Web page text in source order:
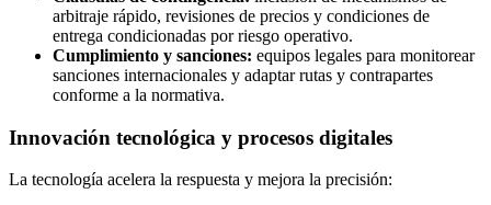
arbitraje rápido, revisiones de precios y condiciones de
entrega condicionadas por riesgo operativo.
Cumplimiento y sanciones: equipos legales para monitorear
sanciones internacionales y adaptar rutas y contrapartes
conforme a la normativa.
Innovación tecnológica y procesos digitales
La tecnología acelera la respuesta y mejora la precisión: